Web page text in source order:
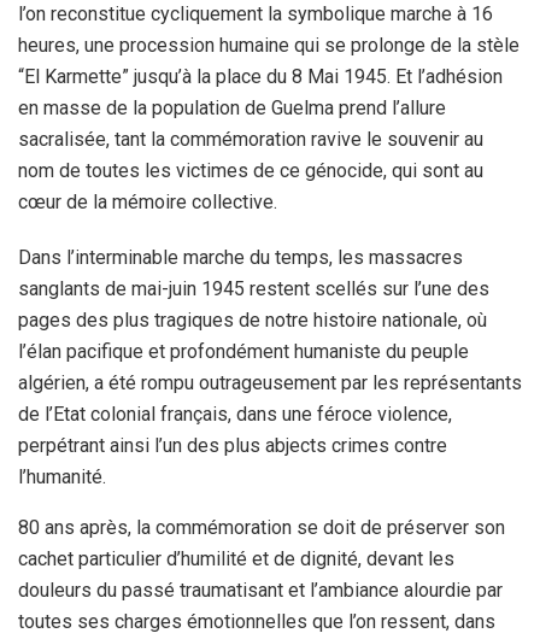
l’on reconstitue cycliquement la symbolique marche à 16
heures, une procession humaine qui se prolonge de la stèle
“El Karmette” jusqu’à la place du 8 Mai 1945. Et l’adhésion
en masse de la population de Guelma prend l’allure
sacralisée, tant la commémoration ravive le souvenir au
nom de toutes les victimes de ce génocide, qui sont au
cœur de la mémoire collective.
Dans l’interminable marche du temps, les massacres
sanglants de mai-juin 1945 restent scellés sur l’une des
pages des plus tragiques de notre histoire nationale, où
l’élan pacifique et profondément humaniste du peuple
algérien, a été rompu outrageusement par les représentants
de l’Etat colonial français, dans une féroce violence,
perpétrant ainsi l’un des plus abjects crimes contre
l’humanité.
80 ans après, la commémoration se doit de préserver son
cachet particulier d’humilité et de dignité, devant les
douleurs du passé traumatisant et l’ambiance alourdie par
toutes ses charges émotionnelles que l’on ressent, dans